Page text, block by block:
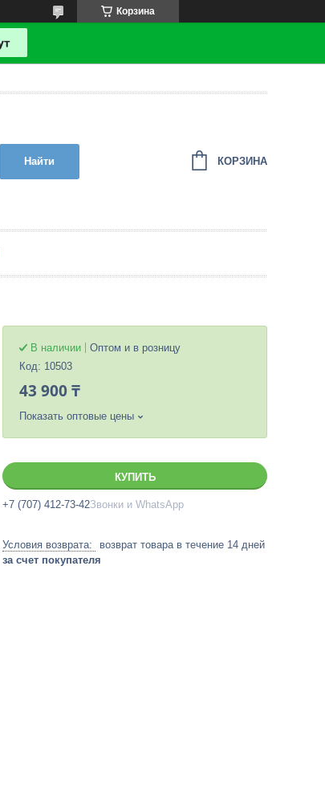
Корзина
Найти КОРЗИНА
В наличии
Оптом и в розницу
Код: 10503
43 900 ₸
Показать оптовые цены
КУПИТЬ
+7 (707) 412-73-42Звонки и WhatsApp
возврат товара в течение 14 дней
за счет покупателя